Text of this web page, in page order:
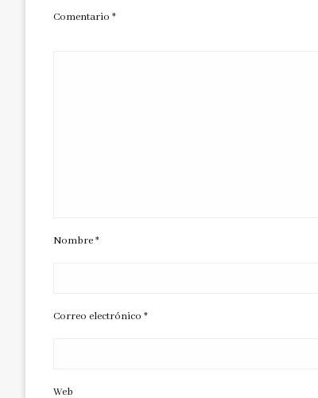
Comentario *
Nombre*
Correo electrónico *
Web